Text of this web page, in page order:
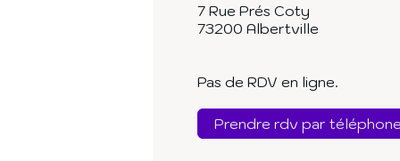
7 Rue Prés Coty
73200 Albertville
Pas de RDV en ligne.
Prendre rdv par